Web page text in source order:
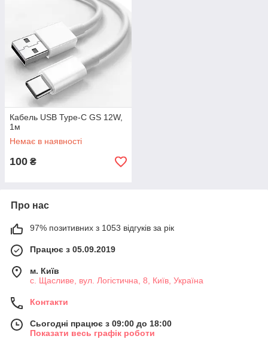
Кабель USB Type-C GS 12W,
1м
Немає в наявності
100 ₴
Про нас
97% позитивних з 1053 відгуків за рік
Працює з 05.09.2019
м. Київ
с. Щасливе, вул. Логістична, 8, Київ, Україна
Контакти
Сьогодні працює з 09:00 до 18:00
Показати весь графік роботи